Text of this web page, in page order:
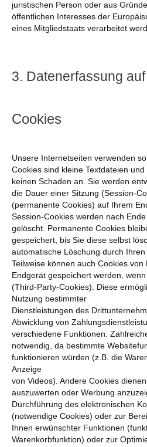
juristischen Person oder aus
öffentlichen Interesses der
eines Mitgliedstaats verarbeitet
3. Datenerfassung
Cookies
Unsere Internetseiten verwenden so
Cookies sind kleine Textdateien
keinen Schaden an. Sie werden
die Dauer einer Sitzung (Session-
(permanente Cookies) auf Ihrem
Session-Cookies werden nach
gelöscht. Permanente Cookies
gespeichert, bis Sie diese selbst
automatische Löschung durch Ihren
Teilweise können auch Cookies
Endgerät gespeichert werden,
(Third-Party-Cookies). Diese
Nutzung bestimmter
Dienstleistungen des
Abwicklung von
verschiedene Funktionen.
notwendig, da bestimmte
funktionieren würden (z.B. die
Anzeige
von Videos). Andere Cookies
auszuwerten oder Werbung
Durchführung des elektronischen
(notwendige Cookies) oder zur
Ihnen erwünschter Funktionen
Warenkorbfunktion) oder zur